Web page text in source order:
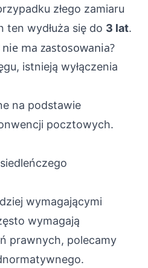
złego zamiaru
ten wydłuża się do 3 lat.
ma zastosowania?
istnieją wyłączenia
na podstawie
pocztowych.
wymagającymi
wymagają
prawnych, polecamy
.